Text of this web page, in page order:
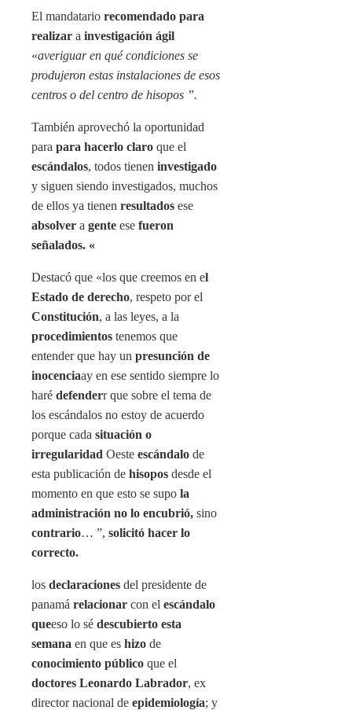
El mandatario recomendado para
realizar a investigación ágil
«averiguar en qué condiciones se
produjeron estas instalaciones de esos
centros o del centro de hisopos ”.
También aprovechó la oportunidad
para para hacerlo claro que el
escándalos, todos tienen investigado
y siguen siendo investigados, muchos
de ellos ya tienen resultados ese
absolver a gente ese fueron
señalados. «
Destacó que «los que creemos en el
Estado de derecho, respeto por el
Constitución, a las leyes, a la
procedimientos tenemos que
entender que hay un presunción de
inocenciaay en ese sentido siempre lo
haré defenderr que sobre el tema de
los escándalos no estoy de acuerdo
porque cada situación o
irregularidad Oeste escándalo de
esta publicación de hisopos desde el
momento en que esto se supo la
administración no lo encubrió, sino
contrario… ”, solicitó hacer lo
correcto.
los declaraciones del presidente de
panamá relacionar con el escándalo
queeso lo sé descubierto esta
semana en que es hizo de
conocimiento público que el
doctores Leonardo Labrador, ex
director nacional de epidemiología; y